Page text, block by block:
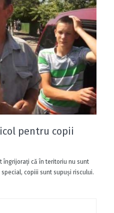
pentru copii
îngrijoraţi că în teritoriu nu sunt
copiii sunt supuşi riscului.